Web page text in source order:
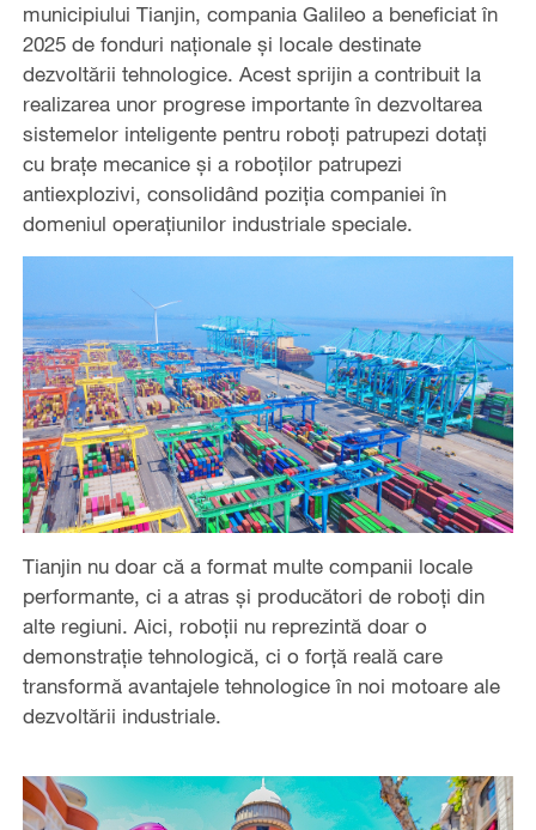
municipiului Tianjin, compania Galileo a beneficiat în
2025 de fonduri naționale și locale destinate
dezvoltării tehnologice. Acest sprijin a contribuit la
realizarea unor progrese importante în dezvoltarea
sistemelor inteligente pentru roboți patrupezi dotați
cu brațe mecanice și a roboților patrupezi
antiexplozivi, consolidând poziția companiei în
domeniul operațiunilor industriale speciale.
Tianjin nu doar că a format multe companii locale
performante, ci a atras și producători de roboți din
alte regiuni. Aici, roboții nu reprezintă doar o
demonstrație tehnologică, ci o forță reală care
transformă avantajele tehnologice în noi motoare ale
dezvoltării industriale.